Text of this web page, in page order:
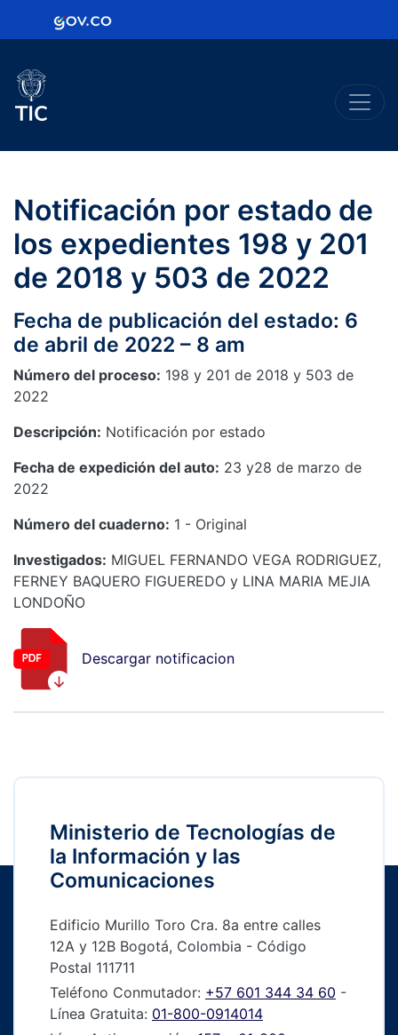
Logo Gobierno de Colombia
Notificación por estado de
los expedientes 198 y 201
de 2018 y 503 de 2022
Fecha de publicación del estado: 6
de abril de 2022 – 8 am
Número del proceso: 198 y 201 de 2018 y 503 de
2022
Descripción: Notificación por estado
Fecha de expedición del auto: 23 y28 de marzo de
2022
Número del cuaderno: 1 - Original
Investigados: MIGUEL FERNANDO VEGA RODRIGUEZ,
FERNEY BAQUERO FIGUEREDO y LINA MARIA MEJIA
LONDOÑO
Descargar notificacion
Ministerio de Tecnologías de
la Información y las
Comunicaciones
Edificio Murillo Toro Cra. 8a entre calles
12A y 12B Bogotá, Colombia - Código
Postal 111711
Teléfono Conmutador: +57 601 344 34 60 -
Línea Gratuita: 01-800-0914014